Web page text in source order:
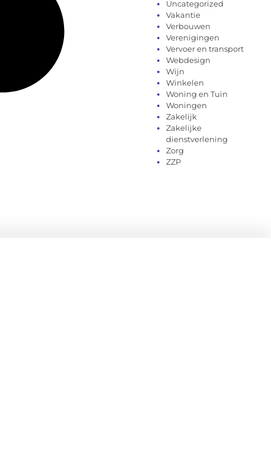
Uncategorized
Vakantie
Verbouwen
Verenigingen
Vervoer en transport
Webdesign
Wijn
Winkelen
Woning en Tuin
Woningen
Zakelijk
Zakelijke
dienstverlening
Zorg
ZZP